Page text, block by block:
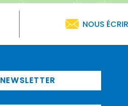
NOUS
NEWSLETTER